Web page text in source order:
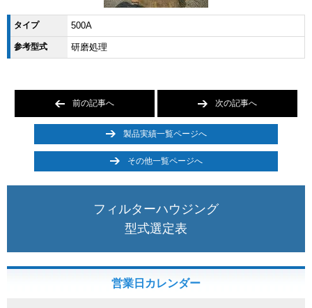
タイプ 500A
参考型式 研磨処理
前の記事へ 次の記事へ
製品実績一覧ページへ
その他一覧ページへ
フィルターハウジング
型式選定表
営業日カレンダー